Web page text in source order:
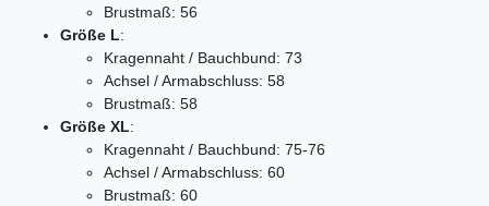
Brustmaß: 56
Größe L:
Kragennaht / Bauchbund: 73
Achsel / Armabschluss: 58
Brustmaß: 58
Größe XL:
Kragennaht / Bauchbund: 75-76
Achsel / Armabschluss: 60
Brustmaß: 60